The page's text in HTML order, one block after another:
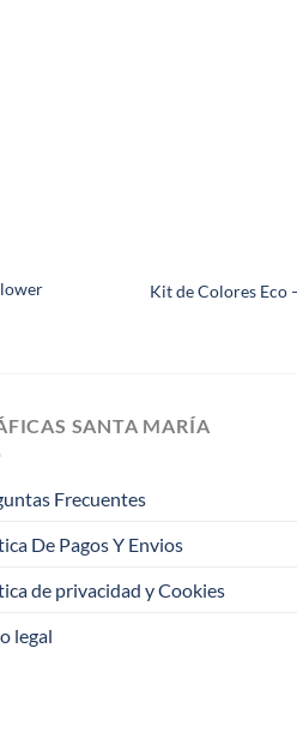
Kit de Colores Eco
SANTA MARÍA
Frecuentes
De Pagos Y Envios
de privacidad y Cookies
legal